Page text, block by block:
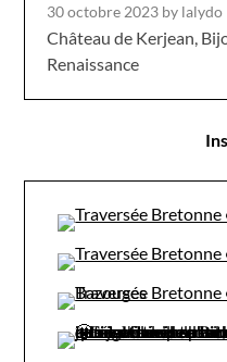
30 octobre 2023 by lalydo
Château de Kerjean,
Renaissance